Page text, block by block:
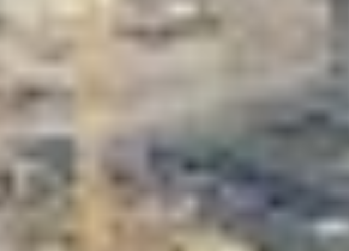
Valon Kaupunki
Lasten Lysti & LystiKylä-festivaali
Ohje